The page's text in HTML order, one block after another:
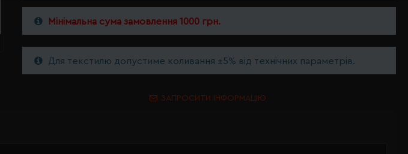
Мінімальна сума замовлення 1000 грн.
Для текстилю допустиме коливання ±5% від технічних параметрів.
ЗАПРОСИТИ ІНФОРМАЦІЮ